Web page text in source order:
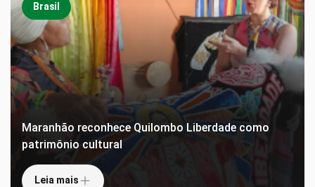
Brasil
Maranhão reconhece Quilombo Liberdade como
patrimônio cultural
Leia mais